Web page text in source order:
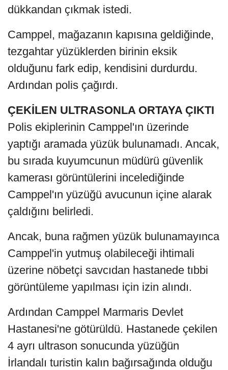
dükkandan çıkmak istedi.
Camppel, mağazanın kapısına geldiğinde,
tezgahtar yüzüklerden birinin eksik
olduğunu fark edip, kendisini durdurdu.
Ardından polis çağırdı.
ÇEKİLEN ULTRASONLA ORTAYA ÇIKTI
Polis ekiplerinin Camppel'ın üzerinde
yaptığı aramada yüzük bulunamadı. Ancak,
bu sırada kuyumcunun müdürü güvenlik
kamerası görüntülerini incelediğinde
Camppel'ın yüzüğü avucunun içine alarak
çaldığını belirledi.
Ancak, buna rağmen yüzük bulunamayınca
Camppel'in yutmuş olabileceği ihtimali
üzerine nöbetçi savcıdan hastanede tıbbi
görüntüleme yapılması için izin alındı.
Ardından Camppel Marmaris Devlet
Hastanesi'ne götürüldü. Hastanede çekilen
4 ayrı ultrason sonucunda yüzüğün
İrlandalı turistin kalın bağırsağında olduğu